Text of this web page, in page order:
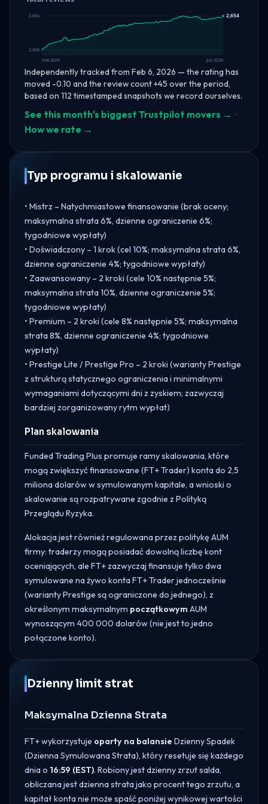
2,654
2,609
2,654
Feb 2026 Jun 2026
Independently tracked from Feb 6, 2026 — the rating has
moved -0.10 and the review count +45 over the period,
based on 112 timestamped snapshots we record ourselves.
See this month's biggest Trustpilot movers → ·
How we rate →
Typ programu i skalowanie
• Mistrz – Natychmiastowe finansowanie (brak oceny;
maksymalna strata 6%, dzienne ograniczenie 6%;
tygodniowe wypłaty)
• Doświadczony – 1 krok (cel 10%; maksymalna strata 6%,
dzienne ograniczenie 4%; tygodniowe wypłaty)
• Zaawansowany – 2 kroki (cele 10% następnie 5%;
maksymalna strata 10%, dzienne ograniczenie 5%;
tygodniowe wypłaty)
• Premium – 2 kroki (cele 8% następnie 5%; maksymalna
strata 8%, dzienne ograniczenie 4%; tygodniowe
wypłaty)
• Prestige Lite / Prestige Pro – 2 kroki (warianty Prestige
z strukturą statycznego ograniczenia i minimalnymi
wymaganiami dotyczącymi dni z zyskiem; zazwyczaj
bardziej zorganizowany rytm wypłat)
Plan skalowania
Funded Trading Plus promuje ramy skalowania, które
mogą zwiększyć finansowane (FT+ Trader) konta do 2,5
miliona dolarów w symulowanym kapitale, a wnioski o
skalowanie są rozpatrywane zgodnie z Polityką
Przeglądu Ryzyka.
Alokacja jest również regulowana przez politykę AUM
firmy: traderzy mogą posiadać dowolną liczbę kont
oceniających, ale FT+ zazwyczaj finansuje tylko dwa
symulowane na żywo konta FT+ Trader jednocześnie
(warianty Prestige są ograniczone do jednego), z
określonym maksymalnym początkowym AUM
wynoszącym 400 000 dolarów (nie jest to jedno
połączone konto).
Dzienny limit strat
Maksymalna Dzienna Strata
FT+ wykorzystuje oparty na balansie Dzienny Spadek
(Dzienna Symulowana Strata), który resetuje się każdego
dnia o 16:59 (EST). Robiony jest dzienny zrzut salda,
obliczana jest dzienna strata jako procent tego zrzutu, a
kapitał konta nie może spaść poniżej wynikowej wartości